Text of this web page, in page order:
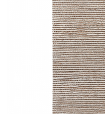
Mobila dormitor
Comode dormitor
Covoare dormitor
Console dormitor
Fotolii dormitor
Mobila dining
Console extensibile